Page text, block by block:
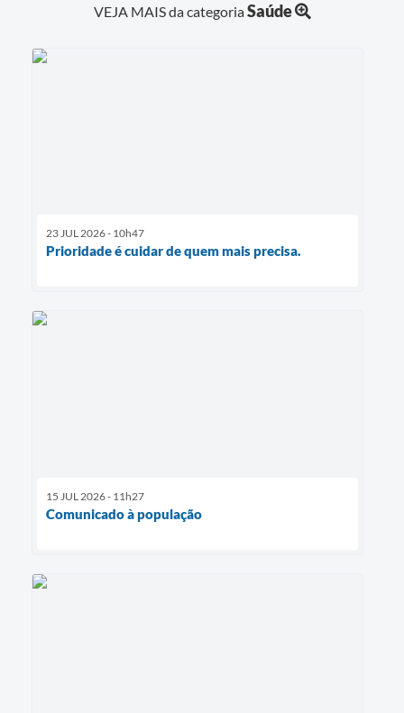
VEJA MAIS da categoriaSaúde
23 JUL 2026 - 10h47
Prioridade é cuidar de quem mais precisa.
15 JUL 2026 - 11h27
Comunicado à população